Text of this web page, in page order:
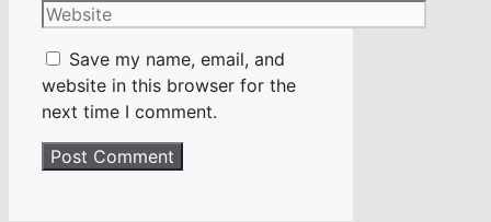
Website
Save my name, email, and
website in this browser for the
next time I comment.